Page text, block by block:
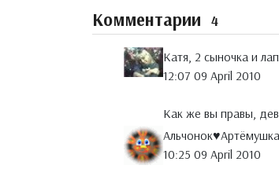
Комментарии 4
Катя, 2 сыночка и
12:07 09 April 2010
Как же вы правы,
Альчонок♥Артёмушка
10:25 09 April 2010